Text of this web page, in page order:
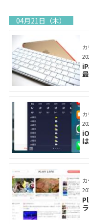
04月21日（木）
カ
カ
カ